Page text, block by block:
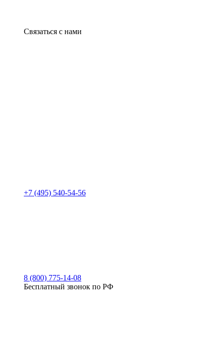
Связаться с нами
+7 (495) 540-54-56
8 (800) 775-14-08
Бесплатный звонок по РФ